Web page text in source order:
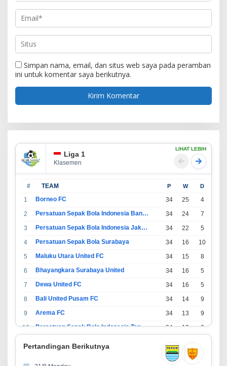
Simpan nama, email, dan situs web saya pada peramban
ini untuk komentar saya berikutnya.
Liga 1
Klasemen
LIHAT LEBIH
# TEAM P W D
1 Borneo FC 34 25 4
2
Persatuan Sepak Bola Indonesia Bandung 34 24 7
3
Persatuan Sepak Bola Indonesia Jakarta 34 22 5
4
Persatuan Sepak Bola Surabaya 34 16 10
5
Maluku Utara United FC 34 15 8
6
Bhayangkara Surabaya United 34 16 5
7
Dewa United FC 34 16 5
8
Bali United Pusam FC 34 14 9
9
Arema FC 34 13 9
10
Persatuan Sepak Bola Indonesia Tangerang 34 13 6
34 11
Pertandingan Berikutnya